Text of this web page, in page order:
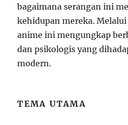
bagaimana serangan ini
kehidupan mereka.
anime ini mengungkap
dan psikologis yang
modern.
TEMA UTAMA